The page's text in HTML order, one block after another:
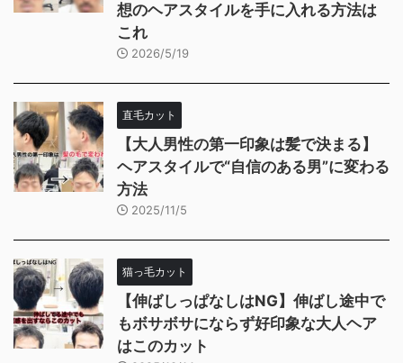
想のヘアスタイルを手に入れる方法は
これ
2026/5/19
直毛カット
【大人男性の第一印象は髪で決まる】
ヘアスタイルで“自信のある男”に変わる
方法
2025/11/5
猫っ毛カット
【伸ばしっぱなしはNG】伸ばし途中で
もボサボサにならず好印象な大人ヘア
はこのカット